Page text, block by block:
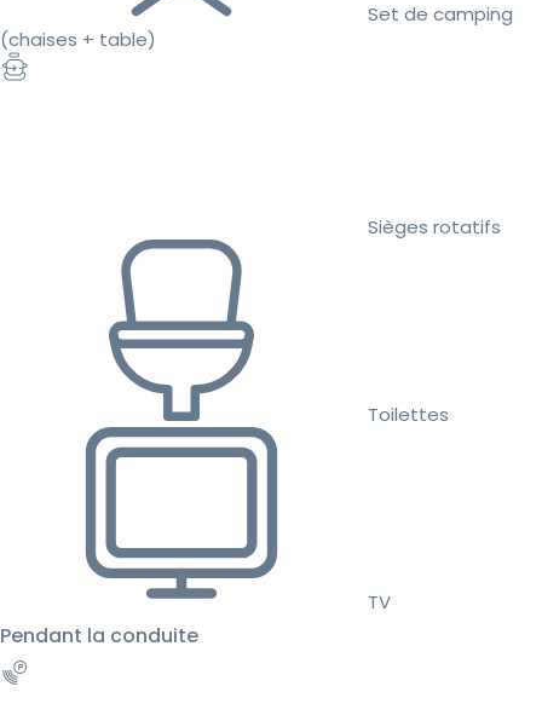
Set de camping
(chaises + table)
Sièges rotatifs
Toilettes
TV
Pendant la conduite